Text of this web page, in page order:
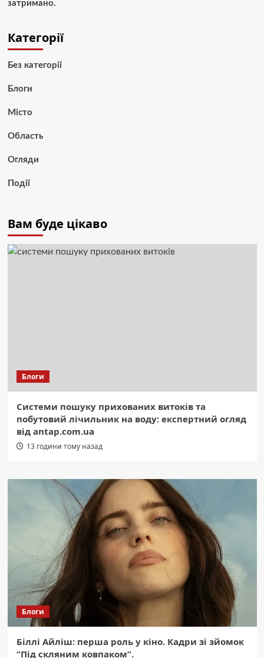
затримано.
Категорії
Без категорії
Блоги
Місто
Область
Огляди
Події
Вам буде цікаво
Блоги
Системи пошуку прихованих витоків та
побутовий лічильник на воду: експертний огляд
від antap.com.ua
13 години тому назад
Блоги
Біллі Айліш: перша роль у кіно. Кадри зі зйомок
“Під скляним ковпаком”.